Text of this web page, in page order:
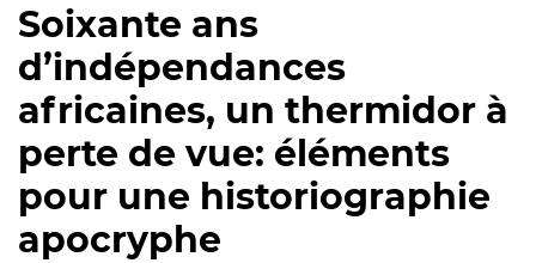
Soixante ans
d’indépendances
africaines, un thermidor à
perte de vue: éléments
pour une historiographie
apocryphe